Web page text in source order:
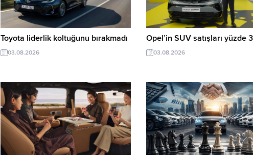
Toyota liderlik koltuğunu bırakmadı
03.08.2026
Opel’in SUV satışları yüzde
03.08.2026